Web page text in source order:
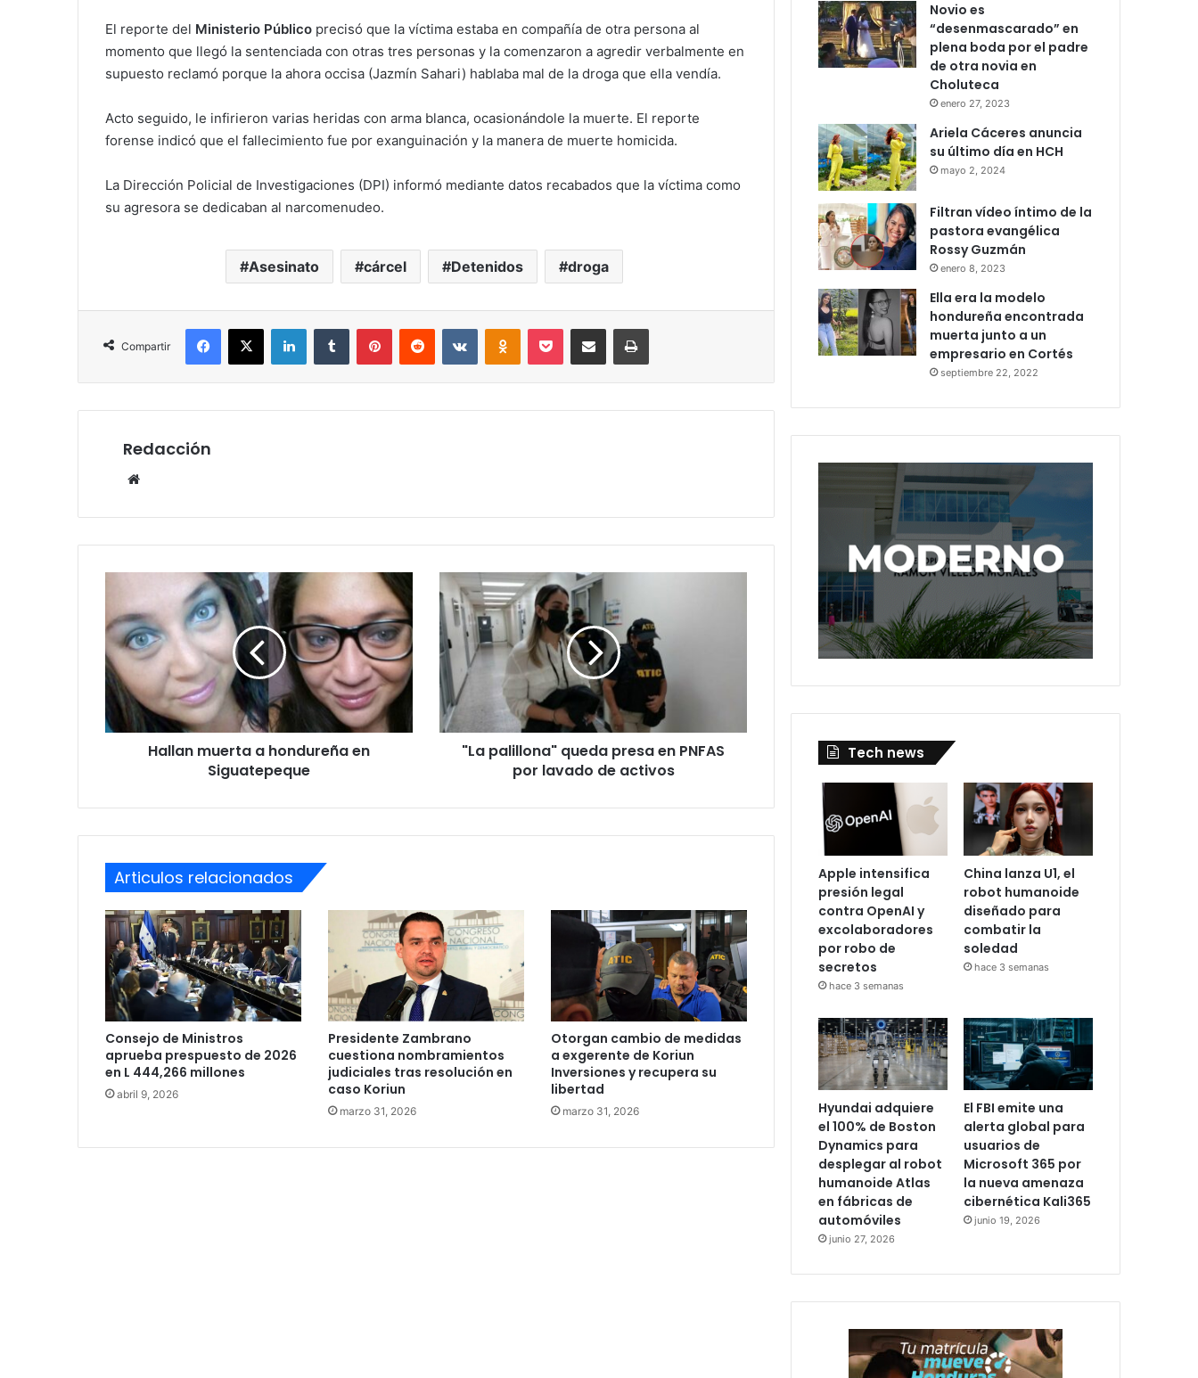
El reporte del Ministerio Público precisó que la víctima estaba en compañía de otra persona al
momento que llegó la sentenciada con otras tres personas y la comenzaron a agredir verbalmente en
supuesto reclamó porque la ahora occisa (Jazmín Sahari) hablaba mal de la droga que ella vendía.
Acto seguido, le infirieron varias heridas con arma blanca, ocasionándole la muerte. El reporte
forense indicó que el fallecimiento fue por exanguinación y la manera de muerte homicida.
La Dirección Policial de Investigaciones (DPI) informó mediante datos recabados que la víctima como
su agresora se dedicaban al narcomenudeo.
Asesinato cárcel Detenidos droga
Compartir
Facebook
X LinkedInTumblr PinterestReddit VKontakteOdnoklassniki
Pocket compartit via email Print
Redacción
a
hondureña
en
Siguatepeque
Hallan muerta a hondureña en
Siguatepeque
"La
palillona"
queda
presa
en
PNFAS
por
lavado
de
activos"La palillona" queda presa en PNFAS
por lavado de activos
Articulos relacionados
Consejo de Ministros
aprueba prespuesto de 2026
en L 444,266 millones
abril 9, 2026
Presidente Zambrano
cuestiona nombramientos
judiciales tras resolución en
caso Koriun
marzo 31, 2026
Otorgan cambio de medidas
a exgerente de Koriun
Inversiones y recupera su
libertad
marzo 31, 2026
Novio es
“desenmascarado” en
plena boda por el padre
de otra novia en
Choluteca
enero 27, 2023
Ariela Cáceres anuncia
su último día en HCH
mayo 2, 2024
Filtran vídeo íntimo de la
pastora evangélica
Rossy Guzmán
enero 8, 2023
Ella era la modelo
hondureña encontrada
muerta junto a un
empresario en Cortés
septiembre 22, 2022
Tech news
Apple intensifica
presión legal
contra OpenAI y
excolaboradores
por robo de
secretos
hace 3 semanas
China lanza U1, el
robot humanoide
diseñado para
combatir la
soledad
hace 3 semanas
Hyundai adquiere
el 100% de Boston
Dynamics para
desplegar al robot
humanoide Atlas
en fábricas de
automóviles
junio 27, 2026
El FBI emite una
alerta global para
usuarios de
Microsoft 365 por
la nueva amenaza
cibernética Kali365
junio 19, 2026